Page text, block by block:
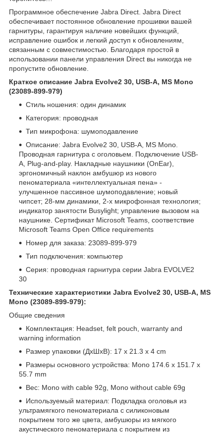
Программное обеспечение Jabra Direct. Jabra Direct
обеспечивает постоянное обновление прошивки вашей
гарнитуры, гарантируя наличие новейших функций,
исправление ошибок и легкий доступ к обновлениям,
связанным с совместимостью. Благодаря простой в
использовании панели управления Direct вы никогда не
пропустите обновление.
Краткое описание Jabra Evolve2 30, USB-A, MS Mono
(23089-899-979)
Стиль ношения: один динамик
Категория: проводная
Тип микрофона: шумоподавление
Описание: Jabra Evolve2 30, USB-A, MS Mono.
Проводная гарнитура c оголовьем. Подключение USB-
A, Plug-and-play. Накладные наушники (OnEar),
эргономичный наклон амбушюр из нового
пеноматериала «интеллектуальная пена» -
улучшенное пассивное шумоподавление; новый
чипсет; 28-мм динамики, 2-х микрофонная технология;
индикатор занятости Busylight; управление вызовом на
наушнике. Сертификат Microsoft Teams, соответствие
Microsoft Teams Open Office requirements
Номер для заказа: 23089-899-979
Тип подключения: компьютер
Серия: проводная гарнитура серии Jabra EVOLVE2
30
Технические характеристики Jabra Evolve2 30, USB-A, MS
Mono (23089-899-979):
Общие сведения
Комплектация: Headset, felt pouch, warranty and
warning information
Размер упаковки (ДхШхВ): 17 x 21.3 x 4 cm
Размеры основного устройства: Mono 174.6 x 151.7 x
55.7 mm
Вес: Mono with cable 92g, Mono without cable 69g
Используемый материал: Подкладка оголовья из
ультрамягкого пеноматериала с силиконовым
покрытием того же цвета, амбушюры из мягкого
акустического пеноматериала с покрытием из